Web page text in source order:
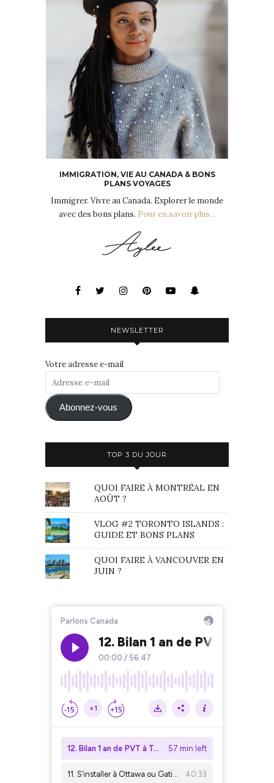
IMMIGRATION, VIE AU CANADA & BONS
PLANS VOYAGES
Immigrer. Vivre au Canada. Explorer le monde
avec des bons plans. Pour en savoir plus...
NEWSLETTER
Votre adresse e-mail
Adresse
mail Abonnez-vous
TOP 3 DU JOUR
QUOI FAIRE À MONTRÉAL EN
AOÛT ?
VLOG #2 TORONTO ISLANDS :
GUIDE ET BONS PLANS
QUOI FAIRE À VANCOUVER EN
JUIN ?